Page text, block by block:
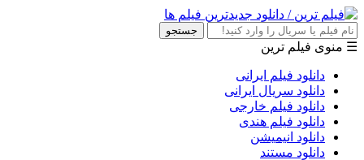
جستجو
☰ منوی فیلم ترین
دانلود فیلم ایرانی
دانلود سریال ایرانی
دانلود فیلم خارجی
دانلود فیلم هندی
دانلود انیمیشن
دانلود مستند